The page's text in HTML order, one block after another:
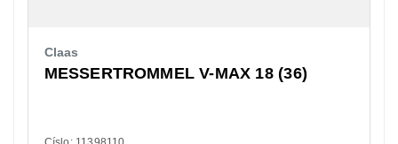
Claas
MESSERTROMMEL V-MAX 18 (36)